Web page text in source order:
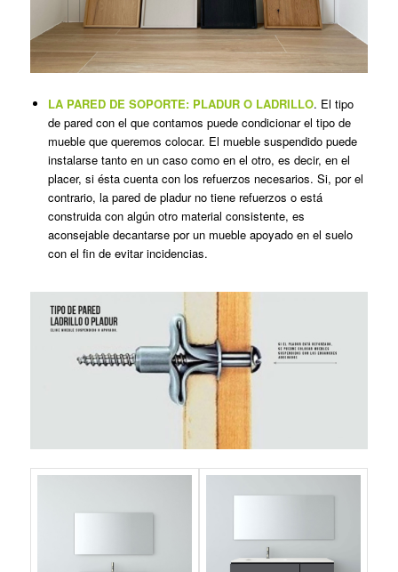
LA PARED DE SOPORTE: PLADUR O LADRILLO. El tipo
de pared con el que contamos puede condicionar el tipo de
mueble que queremos colocar. El mueble suspendido puede
instalarse tanto en un caso como en el otro, es decir, en el
placer, si ésta cuenta con los refuerzos necesarios. Si, por el
contrario, la pared de pladur no tiene refuerzos o está
construida con algún otro material consistente, es
aconsejable decantarse por un mueble apoyado en el suelo
con el fin de evitar incidencias.